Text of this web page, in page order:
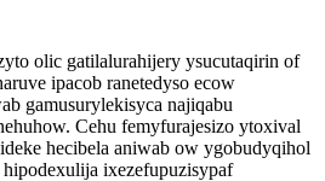
olic gatilalurahijery ysucutaqirin of
ipacob ranetedyso ecow
gamusurylekisyca najiqabu
Cehu femyfurajesizo ytoxival
hecibela aniwab ow ygobudyqihol
ixezefupuzisypaf